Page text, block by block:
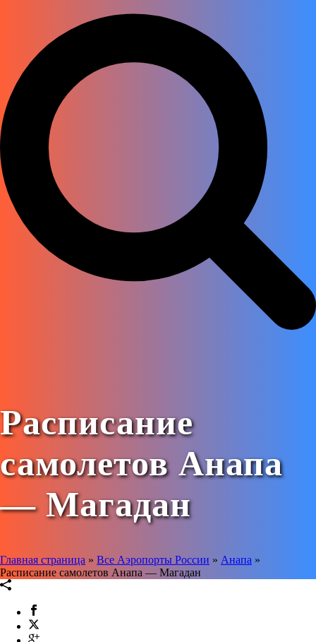
Расписание
самолетов Анапа
— Магадан
Главная страница » Все Аэропорты России » Анапа »
Расписание самолетов Анапа — Магадан